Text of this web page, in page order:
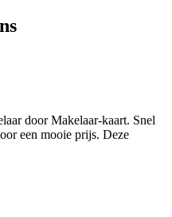
door Makelaar-kaart. Snel
een mooie prijs. Deze